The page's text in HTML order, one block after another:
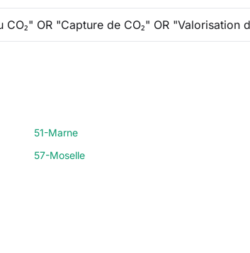
51-Marne
57-Moselle